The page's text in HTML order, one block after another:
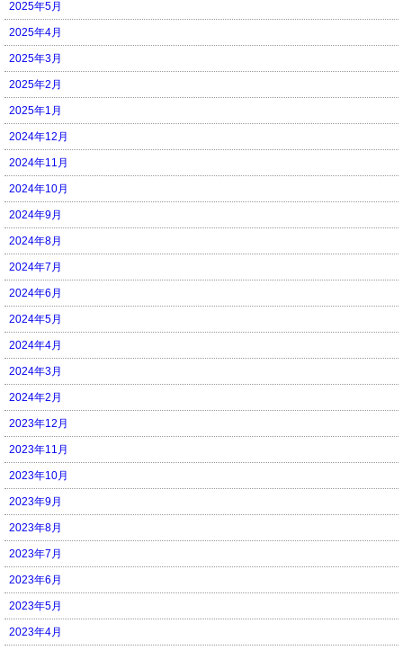
2025年5月
2025年4月
2025年3月
2025年2月
2025年1月
2024年12月
2024年11月
2024年10月
2024年9月
2024年8月
2024年7月
2024年6月
2024年5月
2024年4月
2024年3月
2024年2月
2023年12月
2023年11月
2023年10月
2023年9月
2023年8月
2023年7月
2023年6月
2023年5月
2023年4月